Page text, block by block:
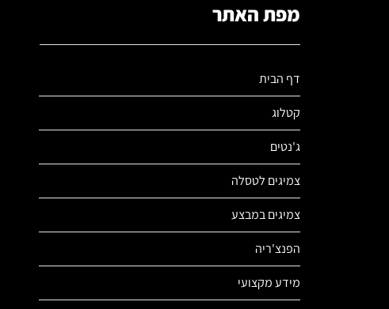
מפת האתר
דף הבית
קטלוג
ג'נטים
צמיגים לטסלה
צמיגים במבצע
הפנצ'ריה
מידע מקצועי